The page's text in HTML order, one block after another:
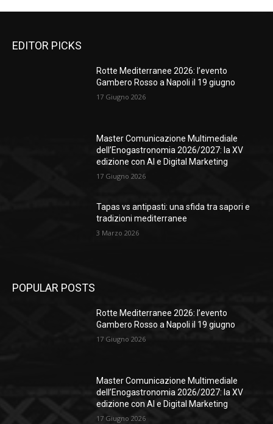
EDITOR PICKS
Rotte Mediterranee 2026: l’evento
Gambero Rosso a Napoli il 19 giugno
17 Giugno 2026
Master Comunicazione Multimediale
dell’Enogastronomia 2026/2027: la XV
edizione con AI e Digital Marketing
17 Giugno 2026
Tapas vs antipasti: una sfida tra sapori e
tradizioni mediterranee
3 Marzo 2026
POPULAR POSTS
Rotte Mediterranee 2026: l’evento
Gambero Rosso a Napoli il 19 giugno
17 Giugno 2026
Master Comunicazione Multimediale
dell’Enogastronomia 2026/2027: la XV
edizione con AI e Digital Marketing
17 Giugno 2026